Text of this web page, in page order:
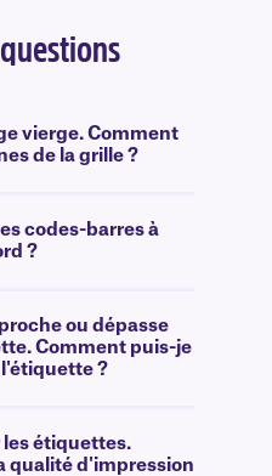
vierge. Comment
de la grille ?
codes-barres à
?
ou dépasse
Comment puis-je
l'étiquette ?
les étiquettes.
qualité d'impression